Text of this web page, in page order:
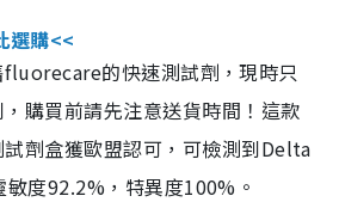
選購<<
的快速測試劑，現時只
購買前請先注意送貨時間！這款
劑盒獲歐盟認可，可檢測到Delta
度92.2%，特異度100%。